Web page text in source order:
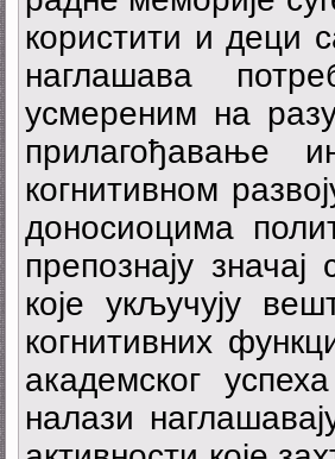
користити и деци
наглашава
усмереним на
прилагођавање
когнитивном
доносиоцима
препознају
које укључују
когнитивних
академског
налази